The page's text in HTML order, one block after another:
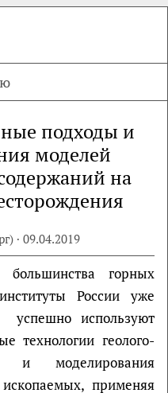
подходы и
моделей
на
· 09.04.2019
большинства горных
России уже
успешно используют
технологии геолого-
и моделирования
применяя